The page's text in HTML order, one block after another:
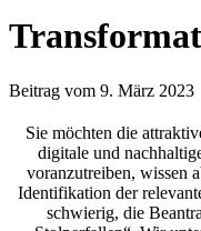
Beitrag vom 9. März 2023
Sie möchten die
digitale und
voranzutreiben, wissen
Identifikation der
schwierig, die